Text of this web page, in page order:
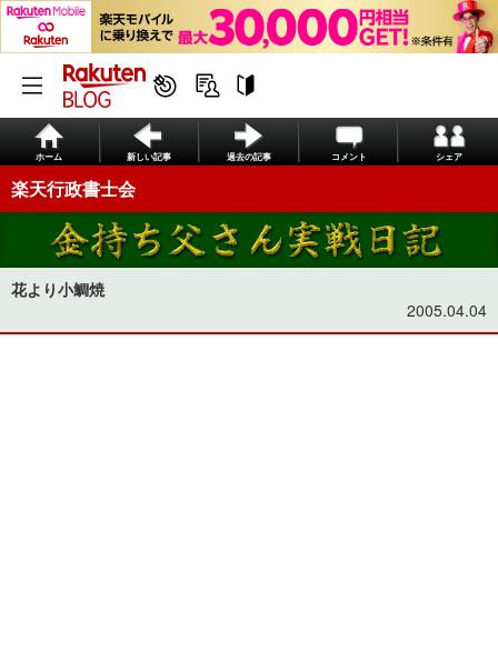
ホーム 新しい記事 過去の記事 コメント シェア
楽天行政書士会
花より小鯛焼
2005.04.04